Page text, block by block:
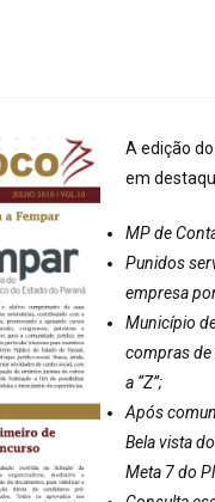
A edição
em
MP de
Punidos
empresa
Município
compras de
a “Z”;
Após
Bela vista
Meta 7 do